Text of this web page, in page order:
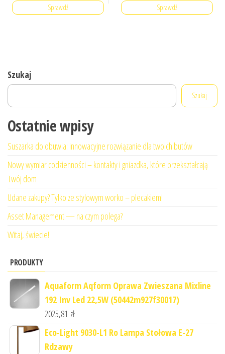
Sprawdź Sprawdź
Szukaj
Szukaj
Ostatnie wpisy
Suszarka do obuwia: innowacyjne rozwiązanie dla twoich butów
Nowy wymiar codzienności – kontakty i gniazdka, które przekształcają
Twój dom
Udane zakupy? Tylko ze stylowym worko – plecakiem!
Asset Management — na czym polega?
Witaj, świecie!
PRODUKTY
Aquaform Aqform Oprawa Zwieszana Mixline
192 Inv Led 22,5W (50442m927f30017)
2025,81 zł
Eco-Light 9030-L1 Ro Lampa Stołowa E-27
Rdzawy